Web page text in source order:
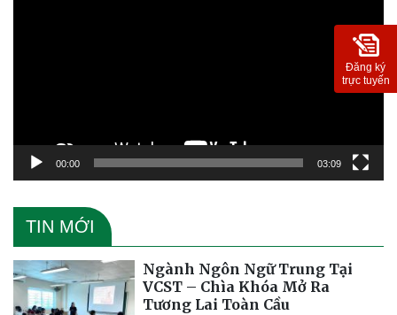
00:00 03:09
TIN MỚI
Ngành Ngôn Ngữ Trung Tại
VCST – Chìa Khóa Mở Ra
Tương Lai Toàn Cầu
Đăng ký
trực tuyến